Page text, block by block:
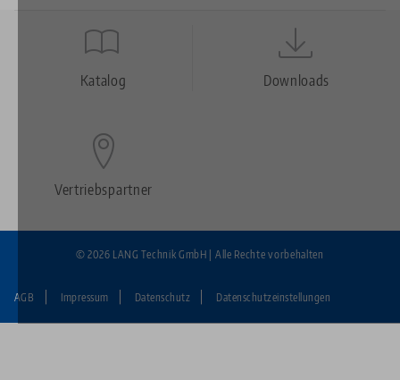
Quicklinks
Katalog Downloads
Vertriebspartner
Fußzeile:
AGB Impressum Datenschutz Datenschutzeinstellungen
© 2026 LANG Technik GmbH | Alle Rechte vorbehalten